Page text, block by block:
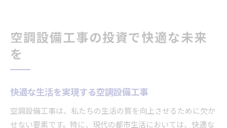
空調設備工事の投資で快適な未来
を
快適な生活を実現する空調設備工事
空調設備工事は、私たちの生活の質を向上させるために欠か
せない要素です。特に、現代の都市生活においては、快適な